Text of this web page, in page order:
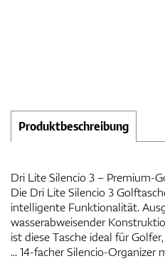
Produktbeschreibung
Dri Lite Silencio 3 – Premium-
Die Dri Lite Silencio 3
intelligente Funktionalität.
wasserabweisender
ist diese Tasche ideal für
... 14-facher Silencio-Organizer